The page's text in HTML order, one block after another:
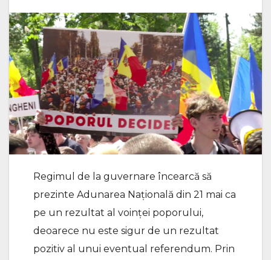
Regimul de la guvernare încearcă să
prezinte Adunarea Națională din 21 mai ca
pe un rezultat al voinței poporului,
deoarece nu este sigur de un rezultat
pozitiv al unui eventual referendum. Prin